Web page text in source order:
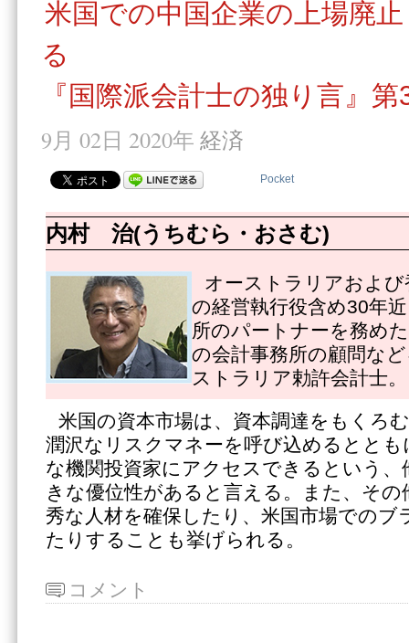
米国での中国企業の上場廃
る
『国際派会計士の独り言』第
9月 02日 2020年 経済
Pocket
内村 治(うちむら・おさむ)
オーストラリアおよ
の経営執行役含め30年
所のパートナーを務め
の会計事務所の顧問な
ストラリア勅許会計士。
米国の資本市場は、資本調達をもくろ
潤沢なリスクマネーを呼び込めるととも
な機関投資家にアクセスできるという、
きな優位性があると言える。また、そ
秀な人材を確保したり、米国市場でのブ
たりすることも挙げられる。
コメント